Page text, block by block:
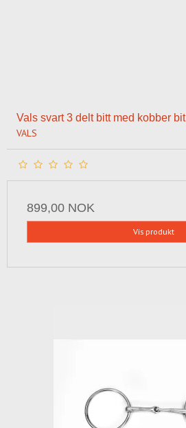
Vals svart 3 delt bitt med kobber bit
VALS
899,00 NOK
Vis produkt